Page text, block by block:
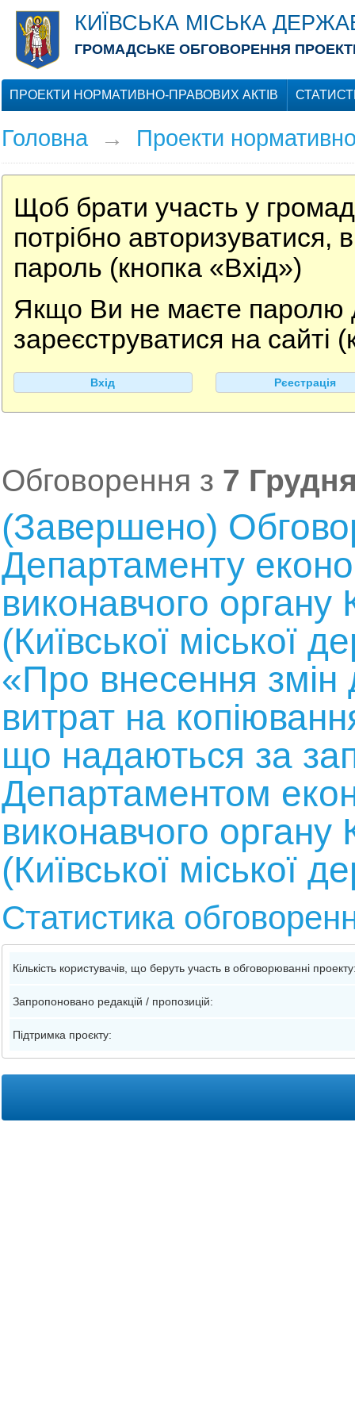
КИЇВСЬКА МІСЬКА
ГРОМАДСЬКЕ ОБГОВОРЕННЯ
ПРОЕКТИ НОРМАТИВНО-ПРАВОВИХ АКТІВ
Головна→ Проекти
Щоб брати участь у
потрібно авторизуватися,
пароль (кнопка «Вхід»)
Якщо Ви не маєте паролю
зареєструватися на сайті
Вхід Рєестрація
Обговорення з 7
(Завершено)
Департаменту
виконавчого органу
(Київської міської
«Про внесення змін
витрат на
що надаються за
Департаментом
виконавчого органу
(Київської міської
Статистика
Кількість користувачів, що беруть участь в обговорюванні
Запропоновано редакцій / пропозицій:
Підтримка проєкту: